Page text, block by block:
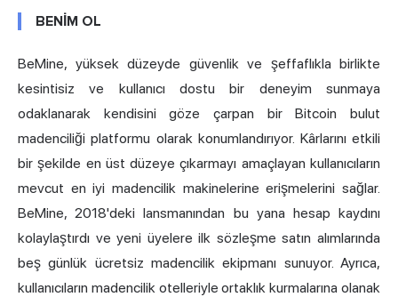
BENİM OL
BeMine, yüksek düzeyde güvenlik ve şeffaflıkla birlikte
kesintisiz ve kullanıcı dostu bir deneyim sunmaya
odaklanarak kendisini göze çarpan bir Bitcoin bulut
madenciliği platformu olarak konumlandırıyor. Kârlarını etkili
bir şekilde en üst düzeye çıkarmayı amaçlayan kullanıcıların
mevcut en iyi madencilik makinelerine erişmelerini sağlar.
BeMine, 2018'deki lansmanından bu yana hesap kaydını
kolaylaştırdı ve yeni üyelere ilk sözleşme satın alımlarında
beş günlük ücretsiz madencilik ekipmanı sunuyor. Ayrıca,
kullanıcıların madencilik otelleriyle ortaklık kurmalarına olanak